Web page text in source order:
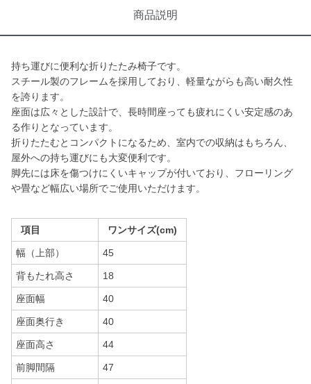
商品説明
持ち運びに便利な折りたたみ椅子です。
スチール製のフレームを採用しており、軽量ながらも高い耐久性
を誇ります。
座面は広々とした設計で、長時間座っても疲れにくい安定感のあ
る作りとなっています。
折りたたむとコンパクトになるため、室内での収納はもちろん、
屋外への持ち運びにも大変便利です。
脚先には床を傷つけにくいキャップが付いており、フローリング
や畳など幅広い場所でご使用いただけます。
項目 ワンサイズ(cm)
幅（上部） 45
背もたれ高さ 18
座面幅 40
座面奥行き 40
座面高さ 44
前脚間隔 47